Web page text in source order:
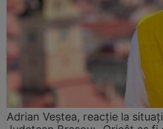
Adrian Veștea, reacție la